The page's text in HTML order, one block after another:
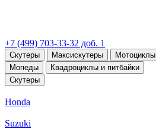
+7 (499) 703-33-32 доб. 1
Скутеры Максискутеры Мотоциклы
Мопеды
Квадроциклы и питбайки
Скутеры
Honda
Suzuki